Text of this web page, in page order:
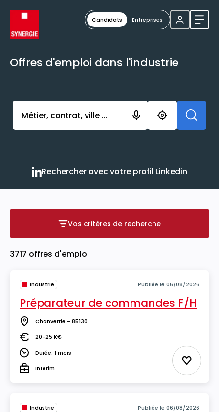
Candidats Entreprises
Offres d'emploi dans l'industrie
Activer l’élément pour lancer l’enregistrement.
Rechercher avec votre
Rechercher avec votre profil Linkedin
Vos critères de recherche
Vos critères de recherche
3717 offres d'emploi
Industrie Publiée le 06/08/2026
Préparateur de commandes F/H
Lieu Chanverrie - 85130
Salaire20-25 K€
DuréeDurée: 1 mois
TypeInterim Ajouter
Industrie Publiée le 06/08/2026